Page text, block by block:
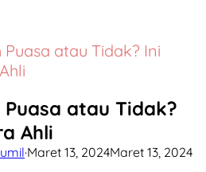
atau Tidak? Ini
atau Tidak?
Ahli
·Maret 13, 2024Maret 13, 2024